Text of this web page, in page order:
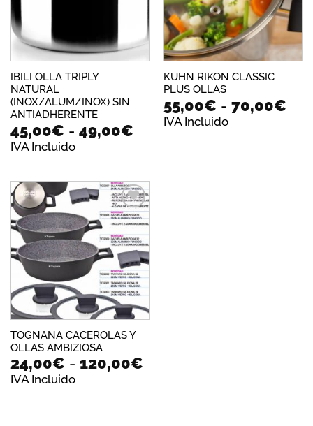
IBILI OLLA TRIPLY
NATURAL
(INOX/ALUM/INOX) SIN
ANTIADHERENTE
45,00€ - 49,00€Rango
45,00€
hasta
49,00€
IVA Incluido
KUHN RIKON CLASSIC
PLUS OLLAS
55,00€ - 70,00€
IVA Incluido
Añadir
lista de
deseos
TOGNANA CACEROLAS Y
OLLAS AMBIZIOSA
24,00€ - 120,00€Rango
IVA Incluido